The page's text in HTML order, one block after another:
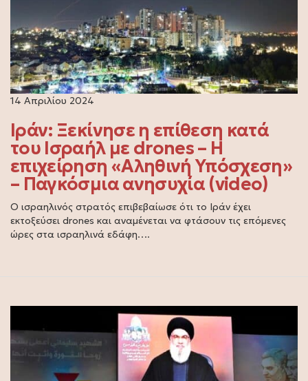
14 Απριλίου 2024
Ιράν: Ξεκίνησε η επίθεση κατά
του Ισραήλ με drones – Η
επιχείρηση «Αληθινή Υπόσχεση»
– Παγκόσμια ανησυχία (video)
Ο ισραηλινός στρατός επιβεβαίωσε ότι το Ιράν έχει
εκτοξεύσει drones και αναμένεται να φτάσουν τις επόμενες
ώρες στα ισραηλινά εδάφη….